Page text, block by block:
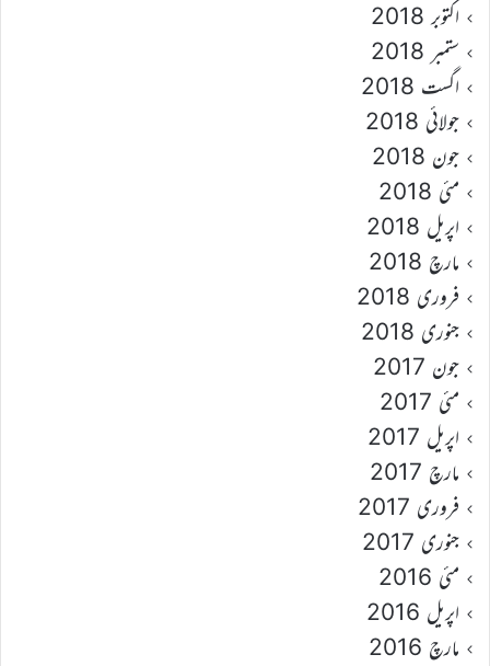
اکتوبر 2018
ستمبر 2018
اگست 2018
جولائی 2018
جون 2018
مئی 2018
اپریل 2018
مارچ 2018
فروری 2018
جنوری 2018
جون 2017
مئی 2017
اپریل 2017
مارچ 2017
فروری 2017
جنوری 2017
مئی 2016
اپریل 2016
مارچ 2016